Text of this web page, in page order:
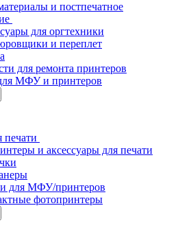
и постпечатное
для оргтехники
и переплет
для ремонта принтеров
МФУ и принтеров
печати
и аксессуары для печати
для МФУ/принтеров
фотопринтеры